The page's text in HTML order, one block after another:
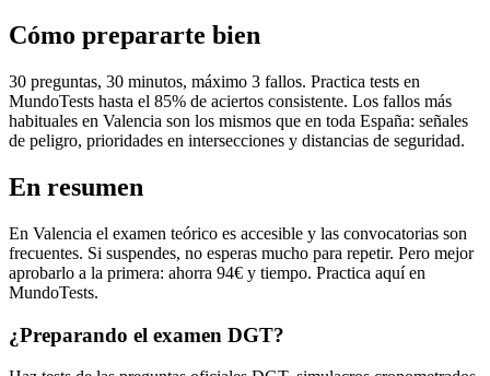
Cómo prepararte bien
30 preguntas, 30 minutos, máximo 3 fallos. Practica tests en
MundoTests hasta el 85% de aciertos consistente. Los fallos más
habituales en Valencia son los mismos que en toda España: señales
de peligro, prioridades en intersecciones y distancias de seguridad.
En resumen
En Valencia el examen teórico es accesible y las convocatorias son
frecuentes. Si suspendes, no esperas mucho para repetir. Pero mejor
aprobarlo a la primera: ahorra 94€ y tiempo. Practica aquí en
MundoTests.
¿Preparando el examen DGT?